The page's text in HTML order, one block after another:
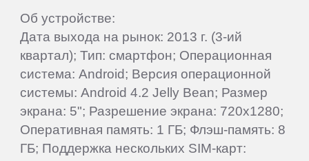
Об устройстве:
Дата выхода на рынок: 2013 г. (3-ий
квартал); Тип: смартфон; Операционная
система: Android; Версия операционной
системы: Android 4.2 Jelly Bean; Размер
экрана: 5"; Разрешение экрана: 720x1280;
Оперативная память: 1 ГБ; Флэш-память: 8
ГБ; Поддержка нескольких SIM-карт:
Nokia
Nvidia
OVERMAX
Oysters